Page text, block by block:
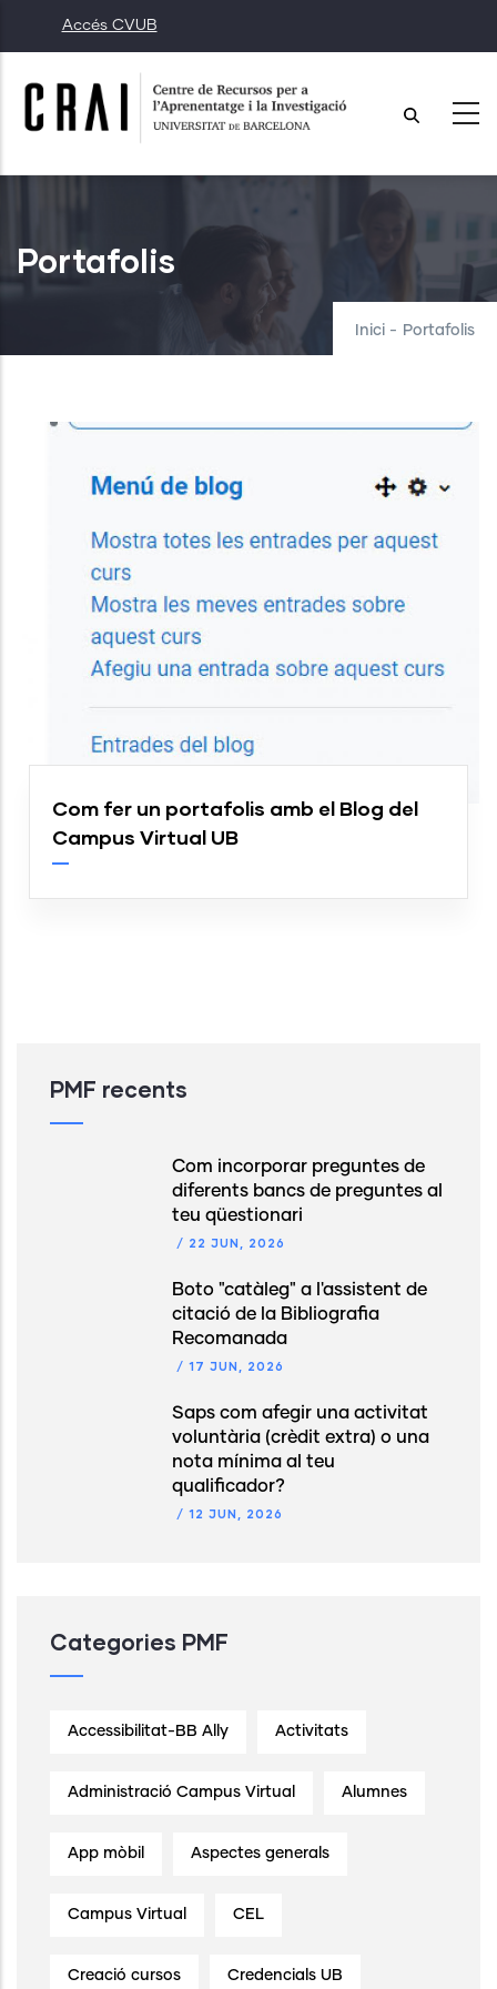
al
contingut
Accés CVUB
Portafolis
Inici - Portafolis
Com fer un portafolis amb el Blog del
Campus Virtual UB
PMF recents
Com incorporar preguntes de
diferents bancs de preguntes al
teu qüestionari
/ 22 JUN, 2026
Boto "catàleg" a l'assistent de
citació de la Bibliografia
Recomanada
/ 17 JUN, 2026
Saps com afegir una activitat
voluntària (crèdit extra) o una
nota mínima al teu
qualificador?
/ 12 JUN, 2026
Categories PMF
Accessibilitat-BB Ally Activitats
Administració Campus Virtual Alumnes
App mòbil Aspectes generals
Campus Virtual CEL
Creació cursos Credencials UB